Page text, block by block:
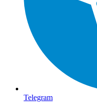
Telegram